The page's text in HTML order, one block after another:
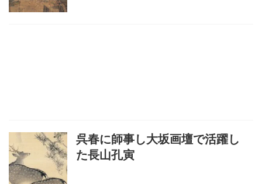
呉春に師事し大坂画壇で活躍し
た長山孔寅